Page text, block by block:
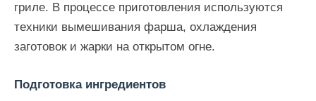
гриле. В процессе приготовления используются
техники вымешивания фарша, охлаждения
заготовок и жарки на открытом огне.
Подготовка ингредиентов